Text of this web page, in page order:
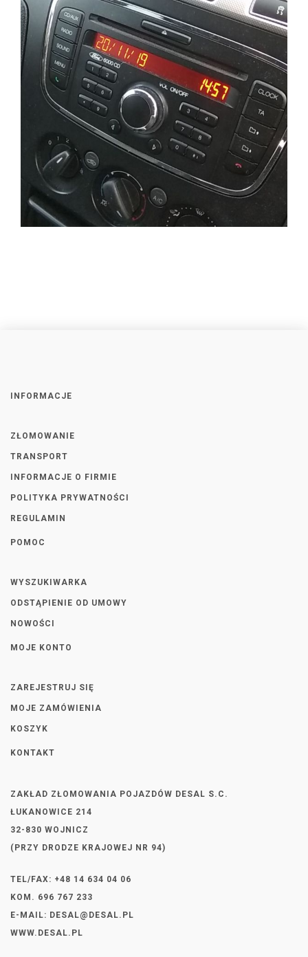
INFORMACJE
ZŁOMOWANIE
TRANSPORT
INFORMACJE O FIRMIE
POLITYKA PRYWATNOŚCI
REGULAMIN
POMOC
WYSZUKIWARKA
ODSTĄPIENIE OD UMOWY
NOWOŚCI
MOJE KONTO
ZAREJESTRUJ SIĘ
MOJE ZAMÓWIENIA
KOSZYK
KONTAKT
ZAKŁAD ZŁOMOWANIA POJAZDÓW DESAL S.C.
ŁUKANOWICE 214
32-830 WOJNICZ
(PRZY DRODZE KRAJOWEJ NR 94)
TEL/FAX: +48 14 634 04 06
KOM. 696 767 233
E-MAIL: DESAL@DESAL.PL
WWW.DESAL.PL